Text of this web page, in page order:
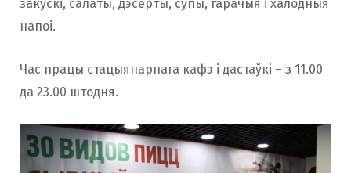
закускі, салаты, дэсерты, супы, гарачыя і халодныя
напоі.
Час працы стацыянарнага кафэ і дастаўкі – з 11.00
да 23.00 штодня.